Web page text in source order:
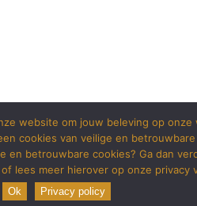
website om jouw beleving op
cookies van veilige en
en betrouwbare cookies? Ga dan
lees meer hierover op onze privacy
Ok Privacy policy